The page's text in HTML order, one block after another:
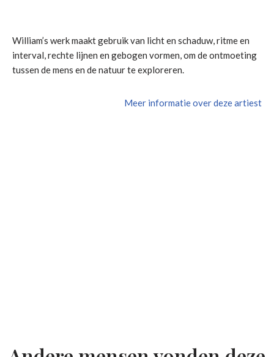
William’s werk maakt gebruik van licht en schaduw, ritme en
interval, rechte lijnen en gebogen vormen, om de ontmoeting
tussen de mens en de natuur te exploreren.
Meer informatie over deze artiest